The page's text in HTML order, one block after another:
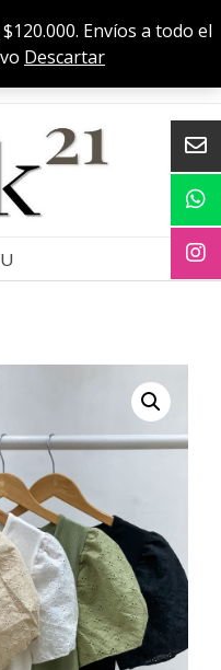
556 C, CABA
Envíos a todo el país. 5% Dto.
Envíos a todo el
Descartar